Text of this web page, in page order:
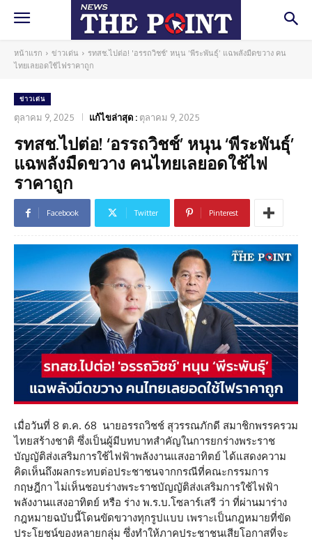
หน้าแรก ข่าวเด่น
รทสช.ไปต่อ! 'อรรถวิชช์' หนุน ‘พีระพันธุ์’ แฉพลังมืดขวาง คน
ไทยเลยอดใช้ไฟราคาถูก
ข่าวเด่น
ตุลาคม 9, 2025 แก้ไขล่าสุด : ตุลาคม 9, 2025
รทสช.ไปต่อ! ‘อรรถวิชช์’ หนุน ‘พีระพันธุ์’
แฉพลังมืดขวาง คนไทยเลยอดใช้ไฟ
ราคาถูก
Facebook Twitter Pinterest
เมื่อวันที่ 8 ต.ค. 68 นายอรรถวิชช์ สุวรรณภักดี สมาชิกพรรครวม
ไทยสร้างชาติ ซึ่งเป็นผู้มีบทบาทสำคัญในการยกร่างพระราช
บัญญัติส่งเสริมการใช้ไฟฟ้าพลังงานแสงอาทิตย์ ได้แสดงความ
คิดเห็นถึงผลกระทบต่อประชาชนจากกรณีที่คณะกรรมการ
กฤษฎีกา ไม่เห็นชอบร่างพระราชบัญญัติส่งเสริมการใช้ไฟฟ้า
พลังงานแสงอาทิตย์ หรือ ร่าง พ.ร.บ.โซลาร์เสรี ว่า ที่ผ่านมาร่าง
กฎหมายฉบับนี้โดนขัดขวางทุกรูปแบบ เพราะเป็นกฎหมายที่ขัด
ประโยชน์ของหลายกลุ่ม ซึ่งทำให้ภาคประชาชนเสียโอกาสที่จะ